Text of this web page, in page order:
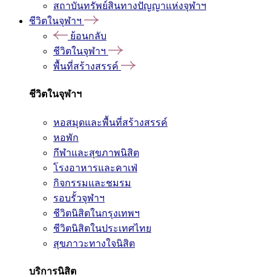
สถาบันทรัพย์สินทางปัญญาแห่งจุฬาฯ
ชีวิตในจุฬาฯ
ย้อนกลับ
ชีวิตในจุฬาฯ
พื้นที่สร้างสรรค์
ชีวิตในจุฬาฯ
หอสมุดและพื้นที่สร้างสรรค์
หอพัก
กีฬาและสุขภาพนิสิต
โรงอาหารและคาเฟ่
กิจกรรมและชมรม
รอบรั้วจุฬาฯ
ชีวิตนิสิตในกรุงเทพฯ
ชีวิตนิสิตในประเทศไทย
สุขภาวะทางใจนิสิต
บริการนิสิต